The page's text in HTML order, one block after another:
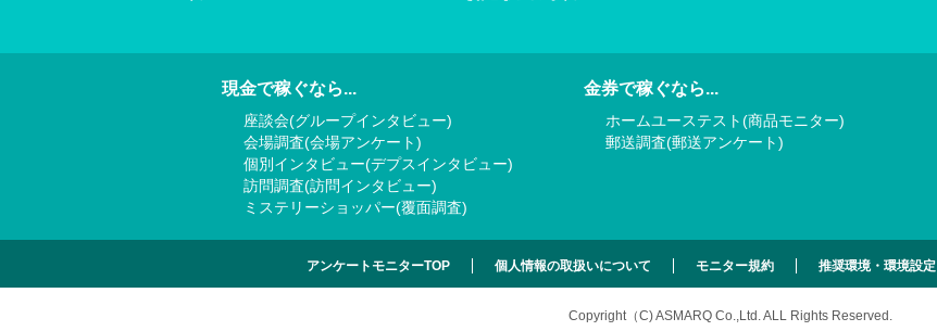
現金で稼ぐなら...
座談会(グループインタビュー)
会場調査(会場アンケート)
個別インタビュー(デプスインタビュー)
訪問調査(訪問インタビュー)
ミステリーショッパー(覆面調査)
金券で稼ぐなら...
ホームユーステスト(商品モニター)
郵送調査(郵送アンケート)
アンケートモニターTOP 個人情報の取扱いについて モニター規約 推奨環境・環境設定
Copyright（C) ASMARQ Co.,Ltd.ALL Rights Reserved.